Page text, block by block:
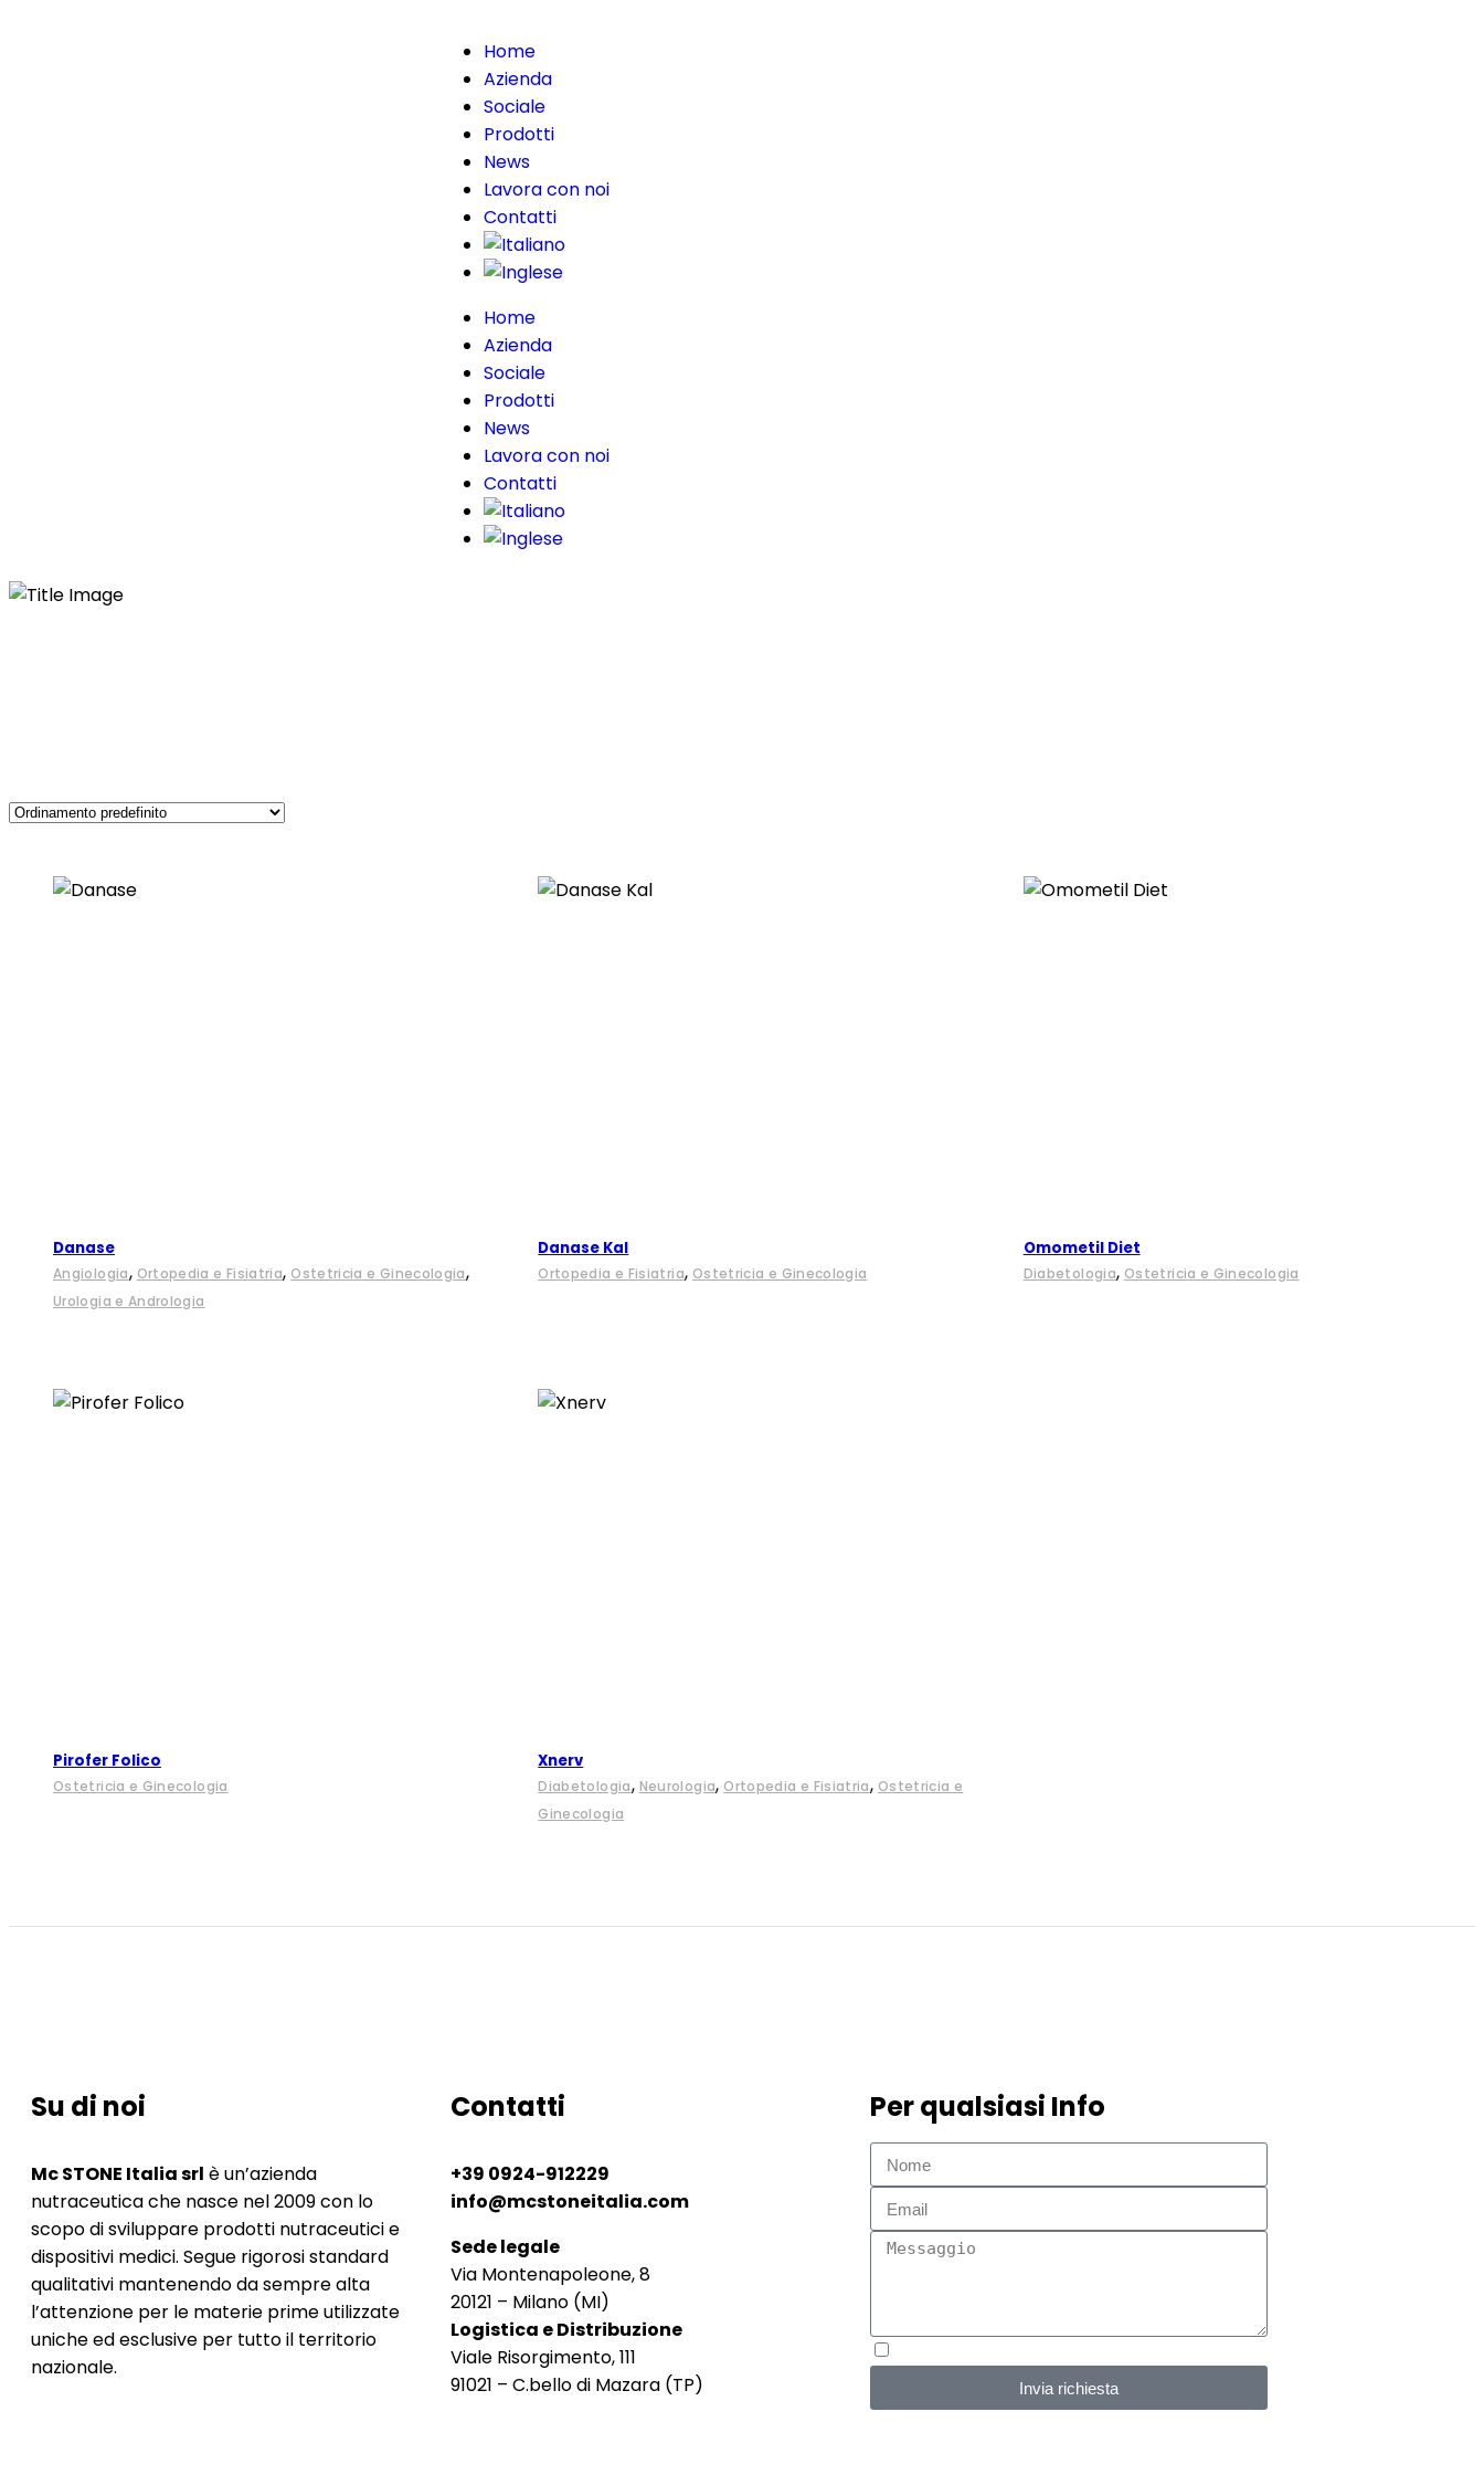
Home
Azienda
Sociale
Prodotti
News
Lavora con noi
Contatti
Home
Azienda
Sociale
Prodotti
News
Lavora con noi
Contatti
Danase
Angiologia, Ortopedia e Fisiatria, Ostetricia e Ginecologia,
Urologia e Andrologia
Danase Kal
Ortopedia e Fisiatria, Ostetricia e Ginecologia
Omometil Diet
Diabetologia, Ostetricia e Ginecologia
Pirofer Folico
Ostetricia e Ginecologia
Xnerv
Diabetologia, Neurologia, Ortopedia e Fisiatria, Ostetricia e
Ginecologia
Su di noi
Mc STONE Italia srl è un’azienda
nutraceutica che nasce nel 2009 con lo
scopo di sviluppare prodotti nutraceutici e
dispositivi medici. Segue rigorosi standard
qualitativi mantenendo da sempre alta
l’attenzione per le materie prime utilizzate
uniche ed esclusive per tutto il territorio
nazionale.
Contatti
+39 0924-912229
info@mcstoneitalia.com
Sede legale
Via Montenapoleone, 8
20121 – Milano (MI)
Logistica e Distribuzione
Viale Risorgimento, 111
91021 – C.bello di Mazara (TP)
Per qualsiasi Info
Invia richiesta